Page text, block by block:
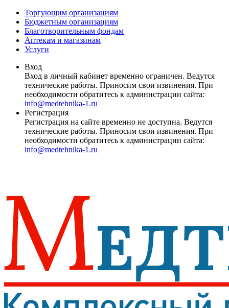
Торгующим организациям
Бюджетным организациям
Благотворительным фондам
Аптекам и магазинам
Услуги
Вход
Вход в личный кабинет временно ограничен. Ведутся
технические работы. Приносим свои извинения. При
необходимости обратитесь к администрации сайта:
info@medtehnika-1.ru
Регистрация
Регистрация на сайте временно не доступна. Ведутся
технические работы. Приносим свои извинения. При
необходимости обратитесь к администрации сайта:
info@medtehnika-1.ru